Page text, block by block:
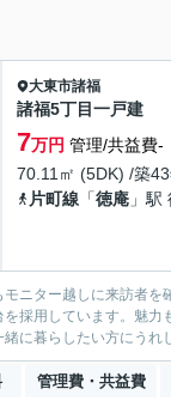
大東市諸福
諸福5丁目一戸建
7万円 管理/共益費-
70.11㎡ (5DK) /築
片町線 「徳庵 」駅
モニター越しに来訪者
採用しています。魅
に暮らしたい方にう
管理費・共益費